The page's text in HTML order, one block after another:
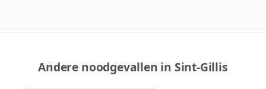
Andere noodgevallen in Sint-Gillis